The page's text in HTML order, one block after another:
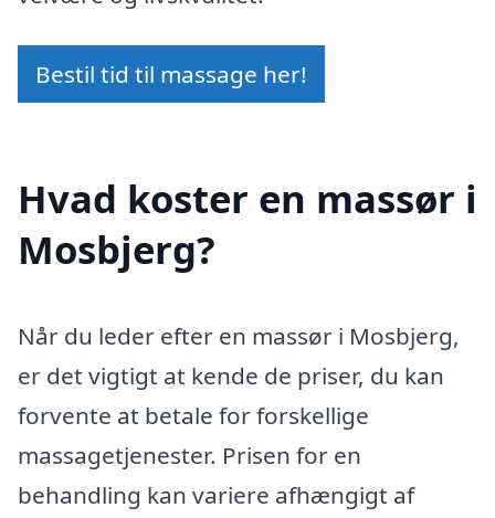
Bestil tid til massage her!
Hvad koster en massør i
Mosbjerg?
Når du leder efter en massør i Mosbjerg,
er det vigtigt at kende de priser, du kan
forvente at betale for forskellige
massagetjenester. Prisen for en
behandling kan variere afhængigt af